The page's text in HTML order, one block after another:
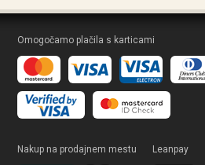
Omogočamo plačila s karticami
Nakup na prodajnem mestu Leanpay